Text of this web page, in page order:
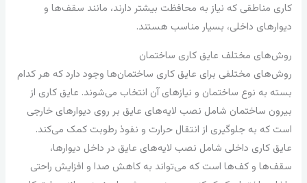
کاری مناطقی که نیاز به محافظت بیشتر دارند، مانند سقف‌ها و
دیوارهای داخلی، بسیار مناسب هستند.
روش‌های مختلف عایق کاری ساختمان
روش‌های مختلفی برای عایق کاری ساختمان‌ها وجود دارد که هر کدام
بسته به نوع ساختمان و نیازهای آن انتخاب می‌شوند. عایق کاری از
بیرون ساختمان شامل نصب لایه‌های عایق بر روی دیوارهای خارجی
است که به جلوگیری از انتقال حرارت و نفوذ رطوبت کمک می‌کند.
عایق کاری داخلی شامل نصب لایه‌های عایق در داخل دیوارها،
سقف‌ها و کف‌ها است که می‌تواند به کاهش صدا و افزایش راحتی